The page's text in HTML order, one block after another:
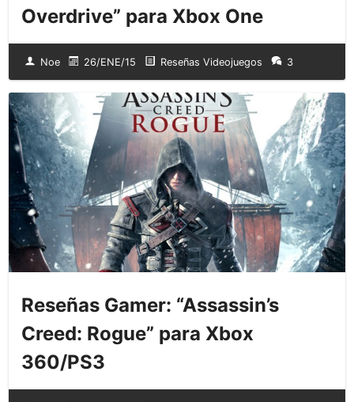
Overdrive” para Xbox One
Noe 26/ENE/15 Reseñas Videojuegos 3
Reseñas Gamer: “Assassin’s
Creed: Rogue” para Xbox
360/PS3